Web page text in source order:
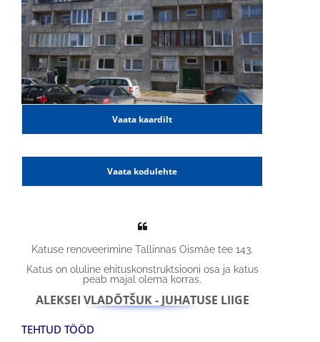
Vaata kaardilt
Vaata kodulehte
Katuse renoveerimine Tallinnas Õismäe tee 143.
Katus on oluline ehituskonstruktsiooni osa ja katus
peab majal olema korras.
ALEKSEI VLADÕTŠUK - JUHATUSE LIIGE
TEHTUD TÖÖD